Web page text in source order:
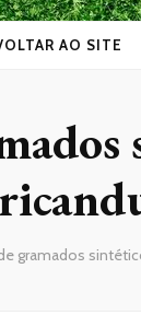
AO SITE
gramados